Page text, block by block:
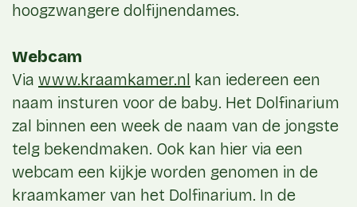
hoogzwangere dolfijnendames.
Webcam
Via www.kraamkamer.nl kan iedereen een
naam insturen voor de baby. Het Dolfinarium
zal binnen een week de naam van de jongste
telg bekendmaken. Ook kan hier via een
webcam een kijkje worden genomen in de
kraamkamer van het Dolfinarium. In de